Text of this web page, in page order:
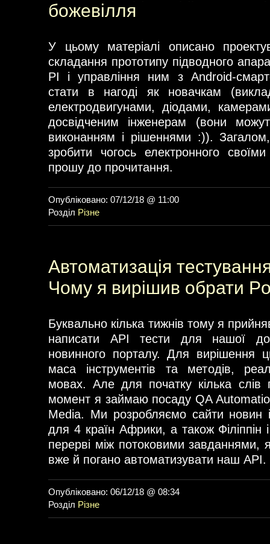
божевілля
У цьому матеріалі описано
складання прототипу підводного
PI і управління ним з Android-
стати в нагоді як новачкам
електродвигунами, діодами,
досвідченим інженерам (вони
виконанням і рішеннями :)).
зробити чогось електронного
прошу до прочитання.
Опубліковано: 07/12/18 @ 11:00
Розділ Різне
Автоматизація
Чому я вирішив обрати
Буквально кілька тижнів тому я
написати API тести для нашої
новинного порталу. Для вирішення
маса інструментів та методів,
мовах. Але для початку кілька
момент я займаю посаду QA
Media. Ми розробляємо сайти новин і
для 4 країн Африки, а також Філіппін
перерві між потоковими завданнями,
вже й погано автоматизувати наш API.
Опубліковано: 06/12/18 @ 08:34
Розділ Різне